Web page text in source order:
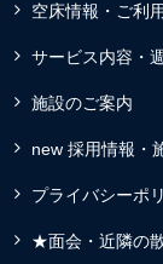
空床情報・ご利
サービス内容・
施設のご案内
new 採用情報・
プライバシーポ
★面会・近隣の